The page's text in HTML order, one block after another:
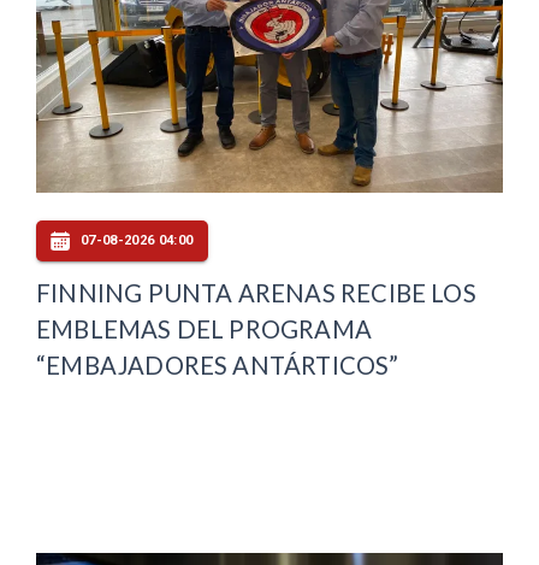
07-08-2026 04:00
FINNING PUNTA ARENAS RECIBE LOS
EMBLEMAS DEL PROGRAMA
“EMBAJADORES ANTÁRTICOS”